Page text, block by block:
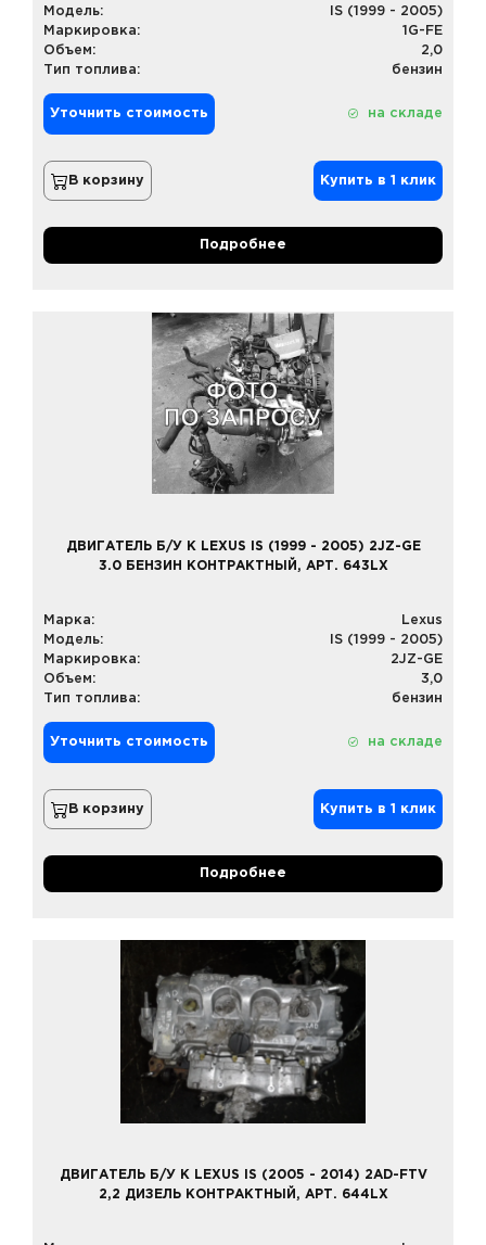
Модель:
IS (1999 - 2005)
Маркировка:
1G-FE
Объем:
2,0
Тип топлива:
бензин
Уточнить стоимость на складе
В корзину Купить в 1 клик
Подробнее
ДВИГАТЕЛЬ Б/У К LEXUS IS (1999 - 2005) 2JZ-GE
3.0 БЕНЗИН КОНТРАКТНЫЙ, АРТ. 643LX
Марка:
Lexus
Модель:
IS (1999 - 2005)
Маркировка:
2JZ-GE
Объем:
3,0
Тип топлива:
бензин
Уточнить стоимость на складе
В корзину Купить в 1 клик
Подробнее
ДВИГАТЕЛЬ Б/У К LEXUS IS (2005 - 2014) 2AD-FTV
2,2 ДИЗЕЛЬ КОНТРАКТНЫЙ, АРТ. 644LX